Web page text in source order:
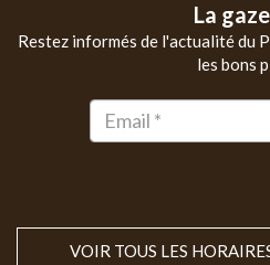
La
Restez informés de l'actualité du
les bons
VOIR TOUS LES